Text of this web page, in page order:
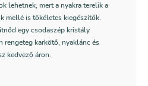
lehetnek, mert a nyakra terelik a
mellé is tökéletes kiegészítők.
egy csodaszép kristály
karkötő, nyaklánc és
kedvező áron.